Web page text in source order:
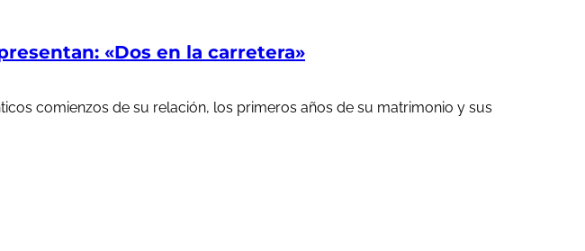
presentan: «Dos en la carretera»
comienzos de su relación, los primeros años de su matrimonio y sus